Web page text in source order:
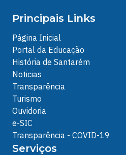
Principais Links
Página Inicial
Portal da Educação
História de Santarém
Noticias
Transparência
Turismo
Ouvidoria
e-SIC
Transparência - COVID-19
Serviços